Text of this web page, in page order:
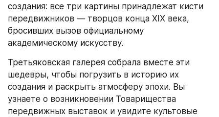
создания: все три картины принадлежат кисти
передвижников — творцов конца XIX века,
бросивших вызов официальному
академическому искусству.
Третьяковская галерея собрала вместе эти
шедевры, чтобы погрузить в историю их
создания и раскрыть атмосферу эпохи. Вы
узнаете о возникновении Товарищества
передвижных выставок и увидите культовые